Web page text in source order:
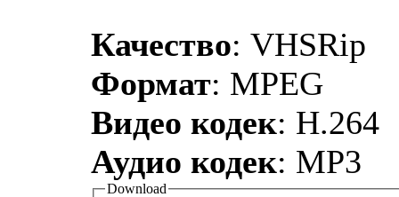
Качество: VHSRip
Формат: MPEG
Видео кодек: H.264
Аудио кодек: MP3
Download